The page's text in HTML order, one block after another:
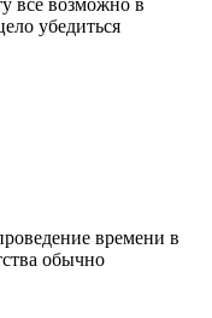
убедиться
времени в
обычно